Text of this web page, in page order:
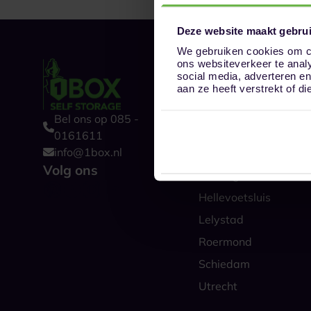
Deze website maakt
We gebruiken cookies om
ons websiteverkeer te
social media, adverteren
aan ze heeft verstrekt of
Bel ons op 085 -
0161611
info@1box.nl
Volg ons
Onze
Alkmaar
Hellevoetsluis
Lelystad
Roermond
Schiedam
Utrecht